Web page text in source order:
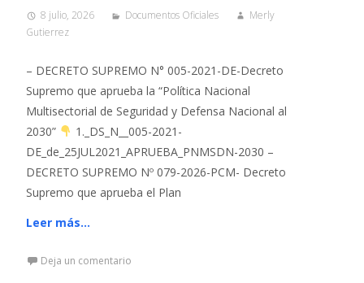
8 julio, 2026 Documentos Oficiales
Merly
Gutierrez
– DECRETO SUPREMO N° 005-2021-DE-Decreto
Supremo que aprueba la “Política Nacional
Multisectorial de Seguridad y Defensa Nacional al
2030”
1._DS_N__005-2021-
DE_de_25JUL2021_APRUEBA_PNMSDN-2030 –
DECRETO SUPREMO Nº 079-2026-PCM- Decreto
Supremo que aprueba el Plan
Leer más…
Deja un comentario